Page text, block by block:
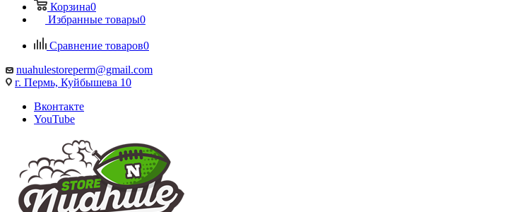
Корзина0
Избранные товары0
Сравнение товаров0
nuahulestoreperm@gmail.com
г. Пермь, Куйбышева 10
Вконтакте
YouTube